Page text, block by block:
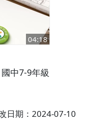
04:18
國中7-9年級
日期：2024-07-10